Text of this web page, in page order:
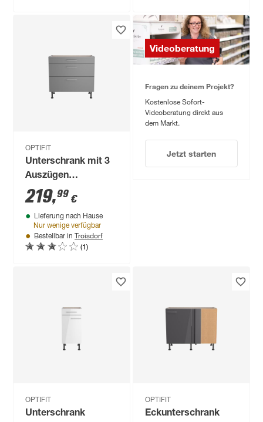
OPTIFIT
Unterschrank mit 3
Auszügen
'OPTIkomfort
Mats825' basaltgrau
90 x 87 x 58,4 cm
219,99 €
Lieferung nach Hause
Nur wenige verfügbar
Bestellbar in Troisdorf
(1)
Videoberatung
Fragen zu deinem Projekt?
Kostenlose Sofort-
Videoberatung direkt aus
dem Markt.
Jetzt starten
OPTIFIT
Unterschrank
OPTIFIT
Eckunterschrank